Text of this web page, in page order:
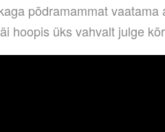
põdramammat vaatama
hoopis üks vahvalt julge